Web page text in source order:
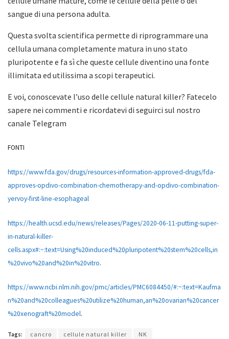
sangue di una persona adulta.
Questa svolta scientifica permette di riprogrammare una
cellula umana completamente matura in uno stato
pluripotente e fa sì che queste cellule diventino una fonte
illimitata ed utilissima a scopi terapeutici.
E voi, conoscevate l’uso delle cellule natural killer? Fatecelo
sapere nei commenti e ricordatevi di seguirci sul nostro
canale Telegram
FONTI
https://www.fda.gov/drugs/resources-information-approved-drugs/fda-
approves-opdivo-combination-chemotherapy-and-opdivo-combination-
yervoy-first-line-esophageal
https://health.ucsd.edu/news/releases/Pages/2020-06-11-putting-super-
in-natural-killer-
cells.aspx#:~:text=Using%20induced%20pluripotent%20stem%20cells,in
%20vivo%20and%20in%20vitro.
https://www.ncbi.nlm.nih.gov/pmc/articles/PMC6084450/#:~:text=Kaufma
n%20and%20colleagues%20utilize%20human,an%20ovarian%20cancer
%20xenograft%20model.
Tags: cancro cellule natural killer NK